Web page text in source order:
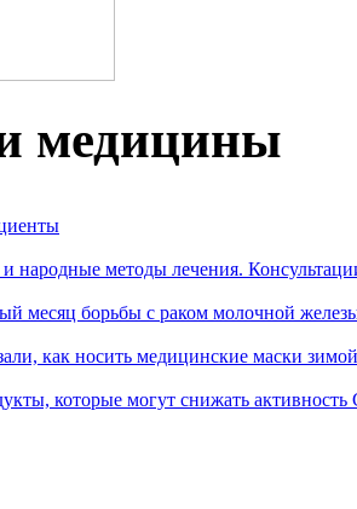
медицины
и народные методы лечения.
месяц борьбы с раком молочной
как носить медицинские маски зимой
которые могут снижать